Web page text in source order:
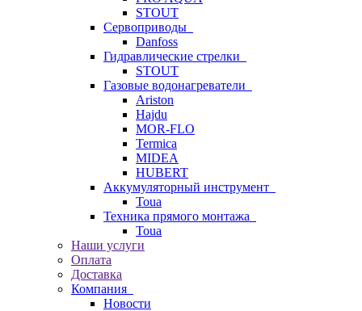
STOUT
Сервоприводы
Danfoss
Гидравлические стрелки
STOUT
Газовые водонагреватели
Ariston
Hajdu
MOR-FLO
Termica
MIDEA
HUBERT
Аккумуляторный инструмент
Toua
Техника прямого монтажа
Toua
Наши услуги
Оплата
Доставка
Компания
Новости